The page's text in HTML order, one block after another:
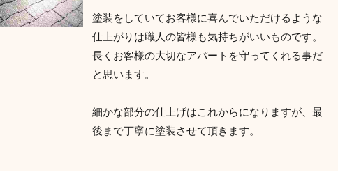
塗装をしていてお客様に喜んでいただけるような
仕上がりは職人の皆様も気持ちがいいものです。
長くお客様の大切なアパートを守ってくれる事だ
と思います。
細かな部分の仕上げはこれからになりますが、最
後まで丁寧に塗装させて頂きます。